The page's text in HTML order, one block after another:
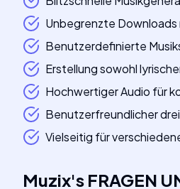
Unbegrenzte Downloads
Benutzerdefinierte
Erstellung sowohl
Hochwertiger Audio für
Benutzerfreundlicher
Vielseitig für
Muzix's FRAGEN